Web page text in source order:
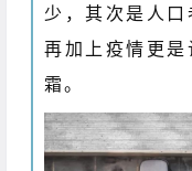
少，其次是人口
再加上疫情更
霜。